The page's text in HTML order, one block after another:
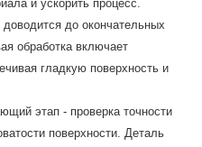
и ускорить процесс.
до окончательных
обработка включает
гладкую поверхность и
этап - проверка точности
поверхности. Деталь